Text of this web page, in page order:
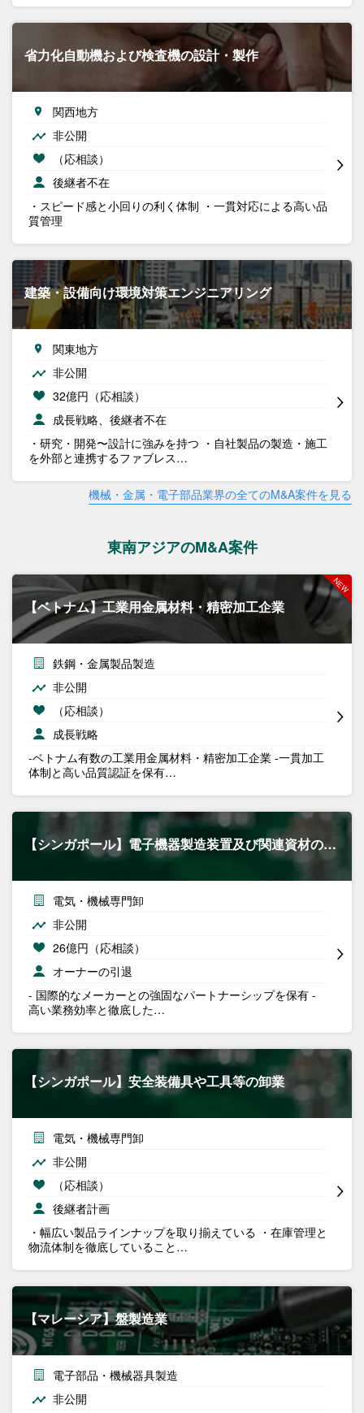
省力化自動機および検査機の設計・製作
関西地方
非公開
（応相談）
後継者不在
・スピード感と小回りの利く体制 ・一貫対応による高い品
質管理
建築・設備向け環境対策エンジニアリング
関東地方
非公開
32億円（応相談）
成長戦略、後継者不在
・研究・開発〜設計に強みを持つ ・自社製品の製造・施工
を外部と連携するファブレス…
機械・金属・電子部品業界の全てのM&A案件を見る
東南アジアのM&A案件
【ベトナム】工業用金属材料・精密加工企業
鉄鋼・金属製品製造
非公開
（応相談）
成長戦略
-ベトナム有数の工業用金属材料・精密加工企業 -一貫加工
体制と高い品質認証を保有…
【シンガポール】電子機器製造装置及び関連資材の…
電気・機械専門卸
非公開
26億円（応相談）
オーナーの引退
- 国際的なメーカーとの強固なパートナーシップを保有 -
高い業務効率と徹底した…
【シンガポール】安全装備具や工具等の卸業
電気・機械専門卸
非公開
（応相談）
後継者計画
・幅広い製品ラインナップを取り揃えている ・在庫管理と
物流体制を徹底していること…
【マレーシア】盤製造業
電子部品・機械器具製造
非公開